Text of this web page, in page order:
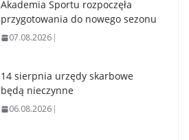
Akademia Sportu rozpoczęła
przygotowania do nowego sezonu
07.08.2026
14 sierpnia urzędy skarbowe
będą nieczynne
06.08.2026